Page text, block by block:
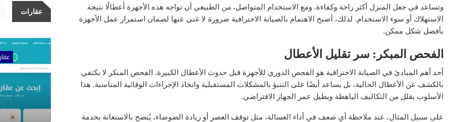
وتساعد في جعل المنزل أكثر راحة وكفاءة. ومع الاستخدام المتواصل، من الطبيعي أن تواجه هذه الأجهزة أعطالًا نتيجة
الاستهلاك أو سوء الاستخدام. لذلك، أصبح الاهتمام بالصيانة الاحترافية ضرورة لا غنى عنها لضمان استمرار عمل الأجهزة
بأفضل شكل ممكن.
الفحص المبكر: سر تقليل الأعطال
أحد أهم المبادئ في الصيانة الاحترافية هو الفحص الدوري للأجهزة قبل حدوث الأعطال الكبيرة. الفحص المبكر لا يكتفي
بالكشف عن الأعطال الحالية، بل يساعد أيضًا على التنبؤ بالمشكلات المستقبلية واتخاذ الإجراءات الوقائية المناسبة. هذا
الأسلوب يقلل من التكاليف الباهظة ويطيل عمر الجهاز الافتراضي.
على سبيل المثال، عند ملاحظة أي ضعف في أداء الغسالة، مثل توقف العصر أو زيادة الضوضاء، يُنصح بالاستعانة بخدمة
عقارات